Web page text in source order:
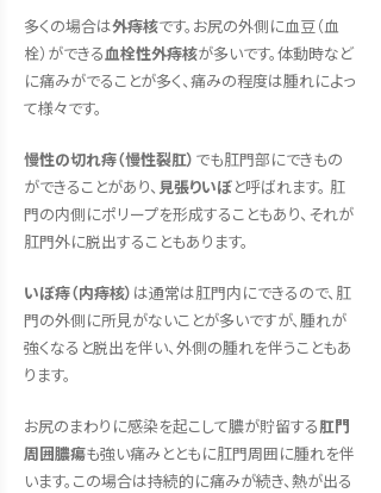
多くの場合は外痔核です。お尻の外側に血豆（血
栓）ができる血栓性外痔核が多いです。体動時など
に痛みがでることが多く、痛みの程度は腫れによっ
て様々です。
慢性の切れ痔（慢性裂肛） でも肛門部にできもの
ができることがあり、 見張りいぼと呼ばれます。 肛
門の内側にポリープを形成することもあり、それが
肛門外に脱出することもあります。
いぼ痔（内痔核） は通常は肛門内にできるので、肛
門の外側に所見がないことが多いですが、腫れが
強くなると脱出を伴い、外側の腫れを伴うこともあ
ります。
お尻のまわりに感染を起こして膿が貯留する肛門
周囲膿瘍も強い痛みとともに肛門周囲に腫れを伴
います。この場合は持続的に痛みが続き、熱が出る